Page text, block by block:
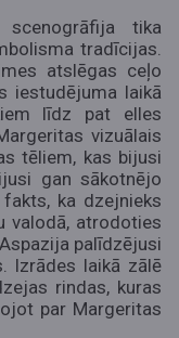
tika
tradīcijas.
atslēgas ceļo
iestudējuma laikā
līdz pat elles
vizuālais
tēliem, kas bijusi
gan sākotnējo
ka dzejnieks
valodā, atrodoties
palīdzējusi
Izrādes laikā zālē
rindas, kuras
par Margeritas